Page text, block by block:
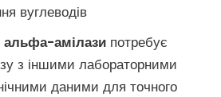
вуглеводів
альфа-амілази потребує
з іншими лабораторними
даними для точного